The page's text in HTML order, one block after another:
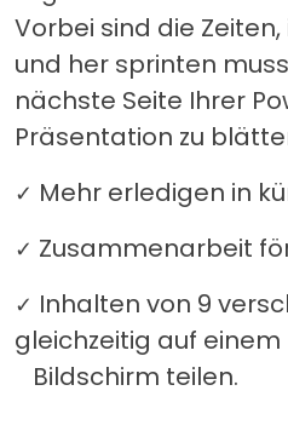
Vorbei sind die
und her sprinten
nächste Seite Ihrer
Präsentation zu
✓ Mehr erledigen in
✓ Zusammenarbeit
✓ Inhalten von 9
gleichzeitig auf einem
Bildschirm teilen.